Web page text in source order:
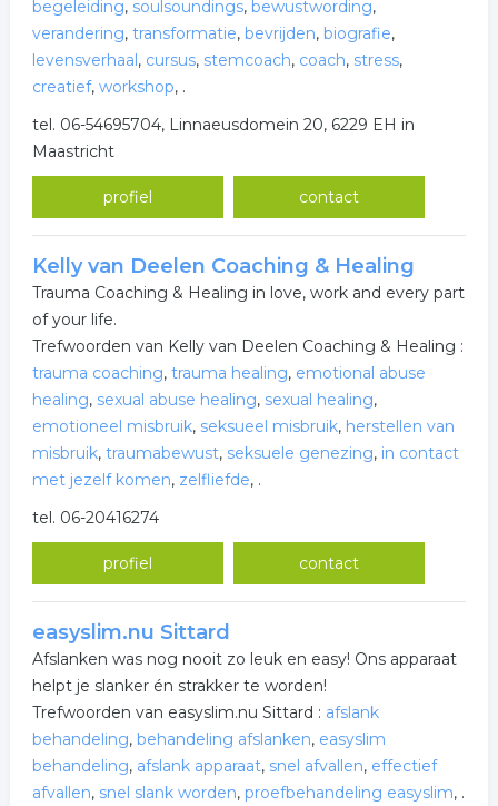
begeleiding, soulsoundings, bewustwording,
verandering, transformatie, bevrijden, biografie,
levensverhaal, cursus, stemcoach, coach, stress,
creatief, workshop, .
tel. 06-54695704, Linnaeusdomein 20, 6229 EH in
Maastricht
profiel contact
Kelly van Deelen Coaching & Healing
Trauma Coaching & Healing in love, work and every part
of your life.
Trefwoorden van Kelly van Deelen Coaching & Healing :
trauma coaching, trauma healing, emotional abuse
healing, sexual abuse healing, sexual healing,
emotioneel misbruik, seksueel misbruik, herstellen van
misbruik, traumabewust, seksuele genezing, in contact
met jezelf komen, zelfliefde, .
tel. 06-20416274
profiel contact
easyslim.nu Sittard
Afslanken was nog nooit zo leuk en easy! Ons apparaat
helpt je slanker én strakker te worden!
Trefwoorden van easyslim.nu Sittard : afslank
behandeling, behandeling afslanken, easyslim
behandeling, afslank apparaat, snel afvallen, effectief
afvallen, snel slank worden, proefbehandeling easyslim, .